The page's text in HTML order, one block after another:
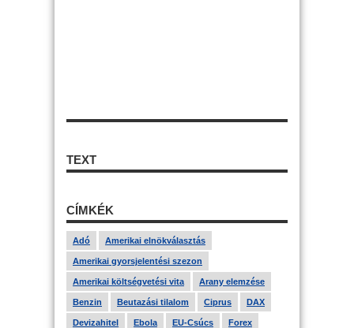
TEXT
CÍMKÉK
Adó Amerikai elnökválasztás
Amerikai gyorsjelentési szezon
Amerikai költségvetési vita Arany elemzése
Benzin Beutazási tilalom Ciprus DAX
Devizahitel Ebola EU-Csúcs Forex